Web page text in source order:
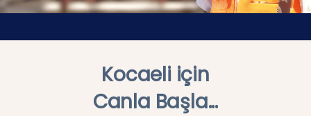
Kocaeli için
Canla Başla...